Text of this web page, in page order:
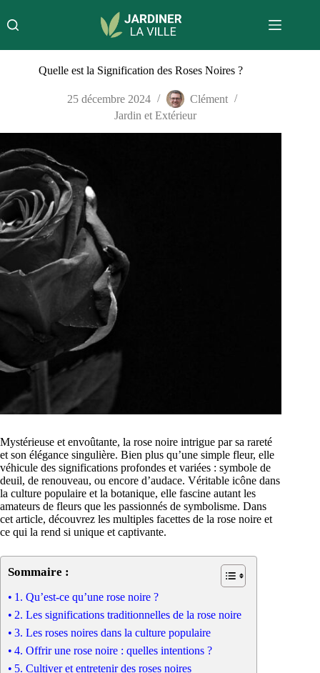
au
contenu
Quelle est la Signification des Roses Noires ?
25 décembre 2024
Clément
Jardin et Extérieur
Mystérieuse et envoûtante, la rose noire intrigue par sa rareté
et son élégance singulière. Bien plus qu’une simple fleur, elle
véhicule des significations profondes et variées : symbole de
deuil, de renouveau, ou encore d’audace. Véritable icône dans
la culture populaire et la botanique, elle fascine autant les
amateurs de fleurs que les passionnés de symbolisme. Dans
cet article, découvrez les multiples facettes de la rose noire et
ce qui la rend si unique et captivante.
Sommaire :
1. Qu’est-ce qu’une rose noire ?
2. Les significations traditionnelles de la rose noire
3. Les roses noires dans la culture populaire
4. Offrir une rose noire : quelles intentions ?
5. Cultiver et entretenir des roses noires